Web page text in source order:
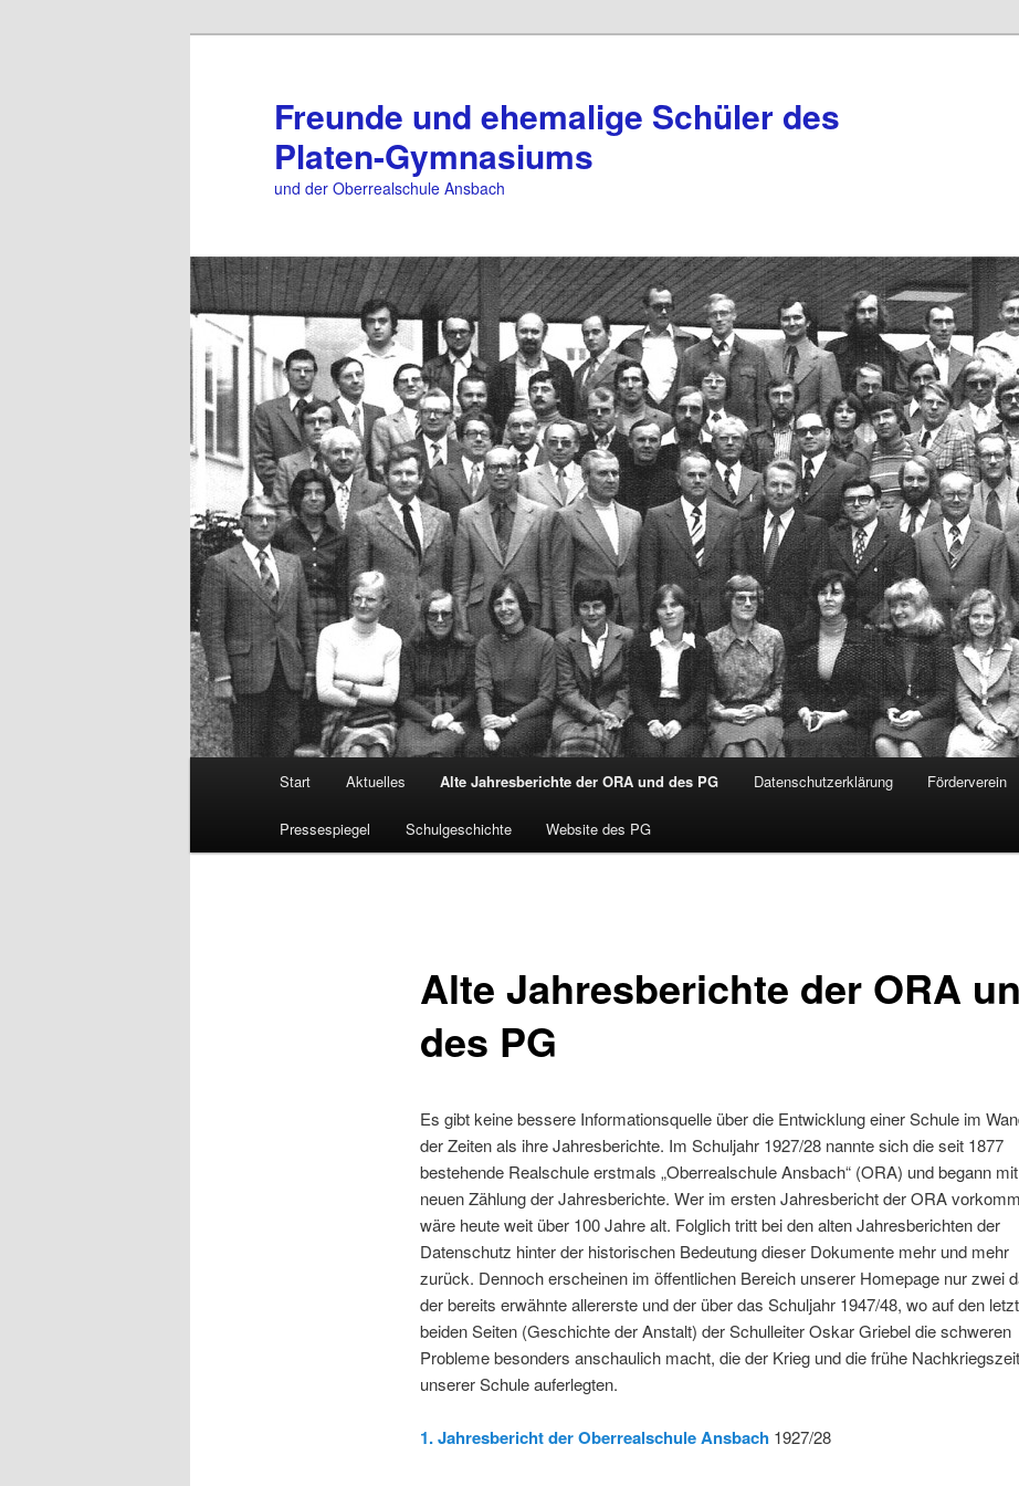
Freunde und ehemalige Schüler des
Platen-Gymnasiums
und der Oberrealschule Ansbach
Start Aktuelles Alte Jahresberichte der ORA und des PG Datenschutzerklärung Förderverein
Pressespiegel Schulgeschichte Website des PG
Alte Jahresberichte der ORA
des PG
Es gibt keine bessere Informationsquelle über die Entwicklung einer Schule im
der Zeiten als ihre Jahresberichte. Im Schuljahr 1927/28 nannte sich die seit 1877
bestehende Realschule erstmals „Oberrealschule Ansbach“ (ORA) und begann
neuen Zählung der Jahresberichte. Wer im ersten Jahresbericht der ORA
wäre heute weit über 100 Jahre alt. Folglich tritt bei den alten Jahresberichten der
Datenschutz hinter der historischen Bedeutung dieser Dokumente mehr und mehr
zurück. Dennoch erscheinen im öffentlichen Bereich unserer Homepage nur zwei
der bereits erwähnte allererste und der über das Schuljahr 1947/48, wo auf den
beiden Seiten (Geschichte der Anstalt) der Schulleiter Oskar Griebel die schweren
Probleme besonders anschaulich macht, die der Krieg und die frühe Nachkriegszeit
unserer Schule auferlegten.
1. Jahresbericht der Oberrealschule Ansbach1927/28